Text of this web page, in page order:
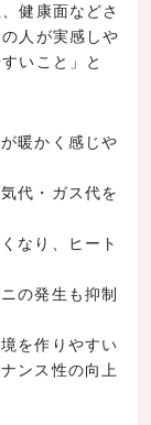
健康面などさ
人が実感しや
いこと」と
暖かく感じや
代・ガス代を
なり、ヒート
の発生も抑制
を作りやすい
ンス性の向上